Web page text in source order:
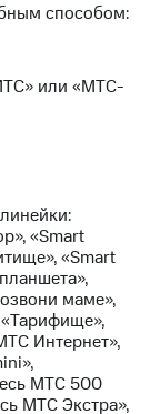
способом:
или «МТС-
«Smart
«Smart
маме»,
Интернет»,
МТС 500
МТС Экстра»,